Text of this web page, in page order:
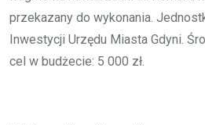
przekazany do wykonania.
Inwestycji Urzędu Miasta Gdyni.
cel w budżecie: 5 000 zł.